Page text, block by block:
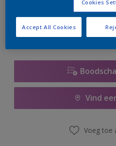
er hard aan om de voorraad
Vind
Voeg toe
Cookies
Accept All Cookies